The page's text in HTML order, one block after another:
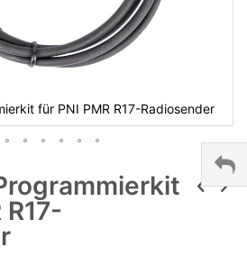
für PNI PMR R17-Radiosender